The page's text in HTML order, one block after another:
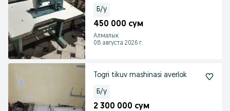
Б/у
450 000 сум
Алмалык
08 августа 2026 г.
Togri tikuv mashinasi averlok
Б/у
2 300 000 сум